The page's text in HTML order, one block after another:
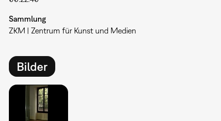
Sammlung
ZKM | Zentrum für Kunst und Medien
Bilder